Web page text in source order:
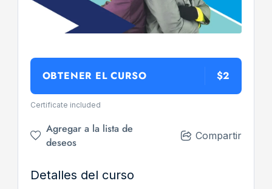
OBTENER EL CURSO $2
Certificate included
Agregar a la lista de
deseos
Compartir
Detalles del curso